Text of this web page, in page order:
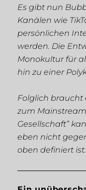
Es gibt nun
Kanälen wie
persönlichen
werden. Die
Monokultur für
hin zu einer
Folglich braucht
zum Mainstream
Gesellschaft”
eben nicht
oben definiert ist.